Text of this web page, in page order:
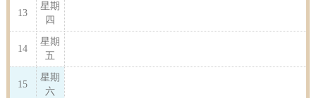
13
星期
四
14
星期
五
15
星期
六